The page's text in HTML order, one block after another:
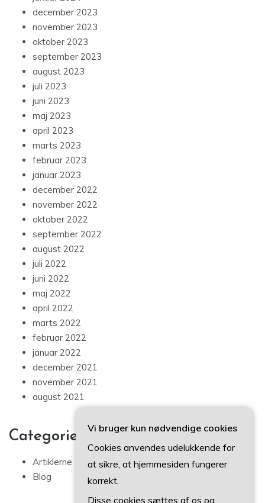
december 2023
november 2023
oktober 2023
september 2023
august 2023
juli 2023
juni 2023
maj 2023
april 2023
marts 2023
februar 2023
januar 2023
december 2022
november 2022
oktober 2022
september 2022
august 2022
juli 2022
juni 2022
maj 2022
april 2022
marts 2022
februar 2022
januar 2022
december 2021
november 2021
august 2021
Categories
Artiklerne
Blog
Vi bruger kun nødvendige cookies
Cookies anvendes udelukkende for
at sikre, at hjemmesiden fungerer
korrekt.
Disse cookies sættes af os og